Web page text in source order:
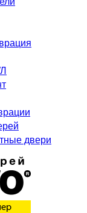
двери